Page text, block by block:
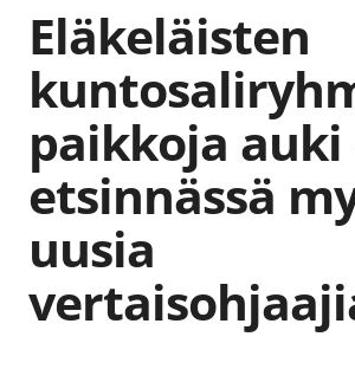
Eläkeläisten
paikkoja auki
etsinnässä
uusia